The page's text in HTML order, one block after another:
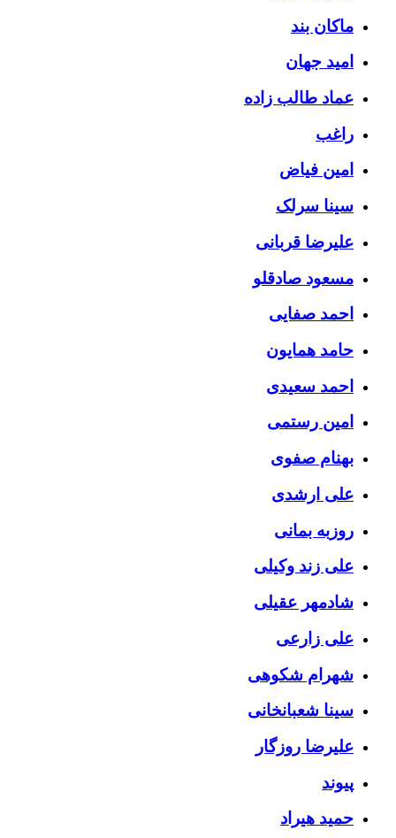
ماکان بند
امید جهان
عماد طالب زاده
راغب
امین فیاض
سینا سرلک
علیرضا قربانی
مسعود صادقلو
احمد صفایی
حامد همایون
احمد سعیدی
امین رستمی
بهنام صفوی
علی ارشدی
روزبه بمانی
علی زند وکیلی
شادمهر عقیلی
علی زارعی
شهرام شکوهی
سینا شعبانخانی
علیرضا روزگار
پیوند
حمید هیراد